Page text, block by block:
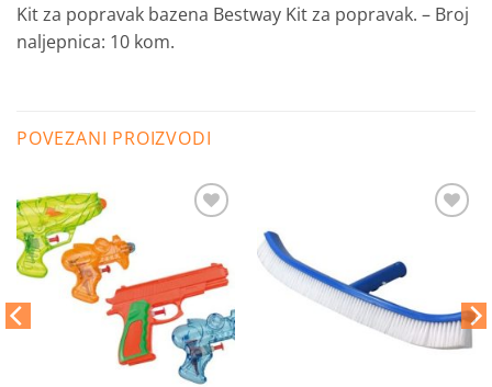
Kit za popravak bazena Bestway Kit za popravak. – Broj
naljepnica: 10 kom.
POVEZANI PROIZVODI
listu
želja